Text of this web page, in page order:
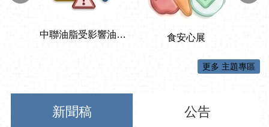
更多 主題專區
新聞稿 公告